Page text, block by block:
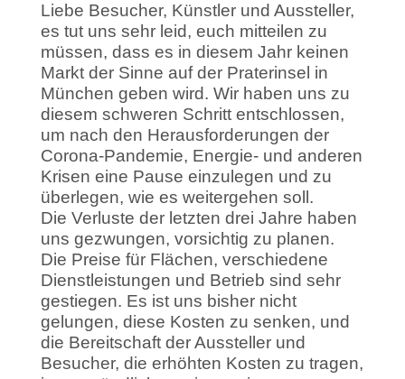
Liebe Besucher, Künstler und Aussteller,
es tut uns sehr leid, euch mitteilen zu
müssen, dass es in diesem Jahr keinen
Markt der Sinne auf der Praterinsel in
München geben wird. Wir haben uns zu
diesem schweren Schritt entschlossen,
um nach den Herausforderungen der
Corona-Pandemie, Energie- und anderen
Krisen eine Pause einzulegen und zu
überlegen, wie es weitergehen soll.
Die Verluste der letzten drei Jahre haben
uns gezwungen, vorsichtig zu planen.
Die Preise für Flächen, verschiedene
Dienstleistungen und Betrieb sind sehr
gestiegen. Es ist uns bisher nicht
gelungen, diese Kosten zu senken, und
die Bereitschaft der Aussteller und
Besucher, die erhöhten Kosten zu tragen,